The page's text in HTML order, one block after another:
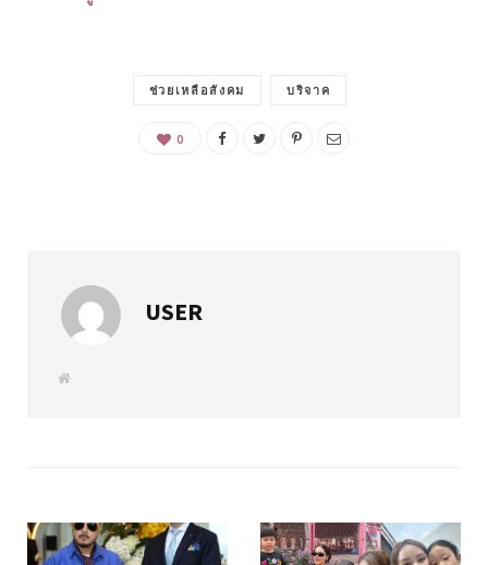
ช่วยเหลือสังคม บริจาค
0
USER
W